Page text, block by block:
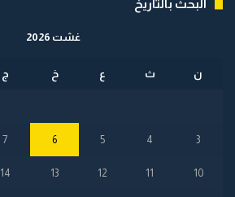
البحث بالتاريخ
غشت 2026
ن ث ع خ ج
3
4
5
6
7
10
11
12
13
14